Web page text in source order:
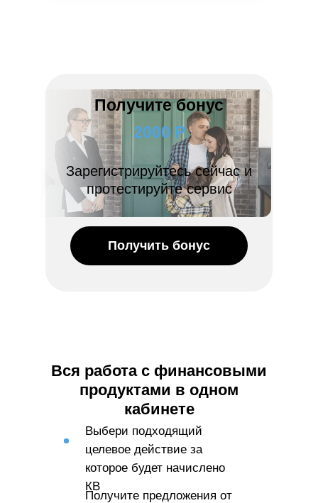
Получите бонус
2000 Р
Зарегистрируйтесь сейчас и
протестируйте сервис
Получить бонус
Вся работа с финансовыми
продуктами в одном
кабинете
Выбери подходящий
целевое действие за
которое будет начислено
КВ
Получите предложения от